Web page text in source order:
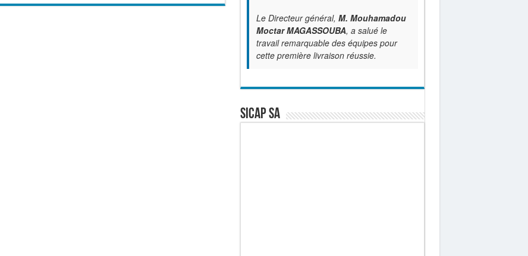
Le Directeur général, M. Mouhamadou
Moctar MAGASSOUBA, a salué le
travail remarquable des équipes pour
cette première livraison réussie.
SICAP SA